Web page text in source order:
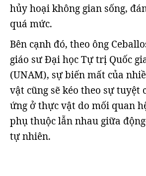
hủy hoại không gian sống,
quá mức.
Bên cạnh đó, theo ông
giáo sư Đại học Tự trị Quốc
(UNAM), sự biến mất của
vật cũng sẽ kéo theo sự tuyệt
ứng ở thực vật do mối quan
phụ thuộc lẫn nhau giữa
tự nhiên.